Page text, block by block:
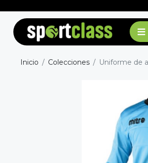
Inicio Colecciones Uniforme de